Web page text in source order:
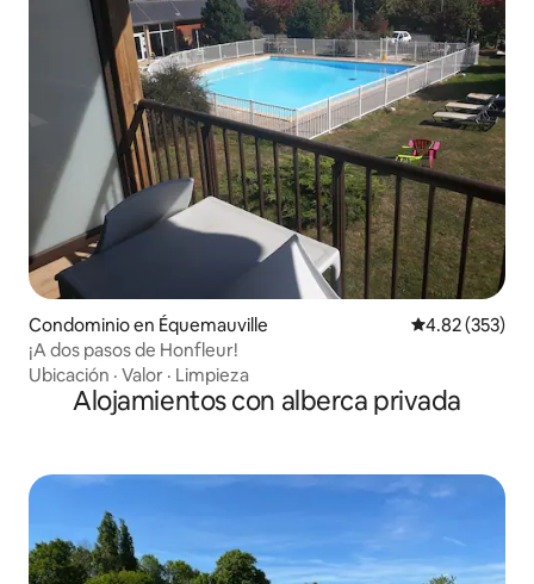
Condominio en Équemauville Calificación
4.82 (353)
¡A dos pasos de Honfleur!
Ubicación · Valor · Limpieza
Alojamientos con alberca privada